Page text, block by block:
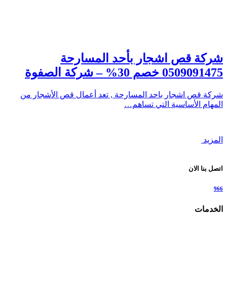
شركة قص اشجار بأحد المسارحة
0509091475 خصم 30% – شركة الصفوة
شركة قص اشجار باحد المسارحة , تعد أعمال قص الأشجار من
المهام الأساسية التي تساهم…
المزيد
اتصل بنا الان
966
الخدمات